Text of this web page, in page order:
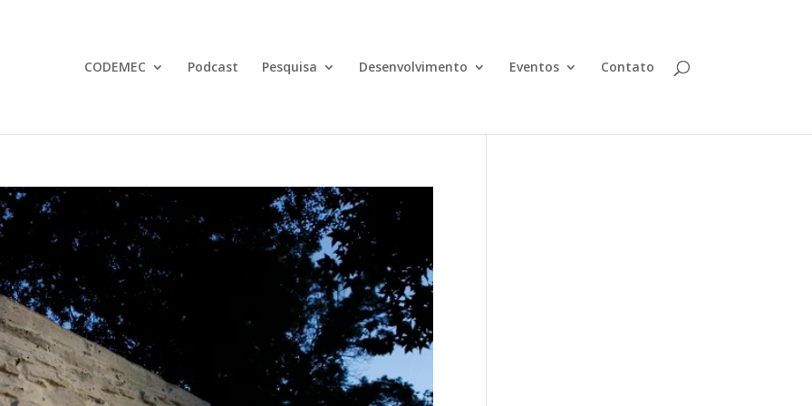
CODEMEC Podcast Pesquisa Desenvolvimento Eventos Contato